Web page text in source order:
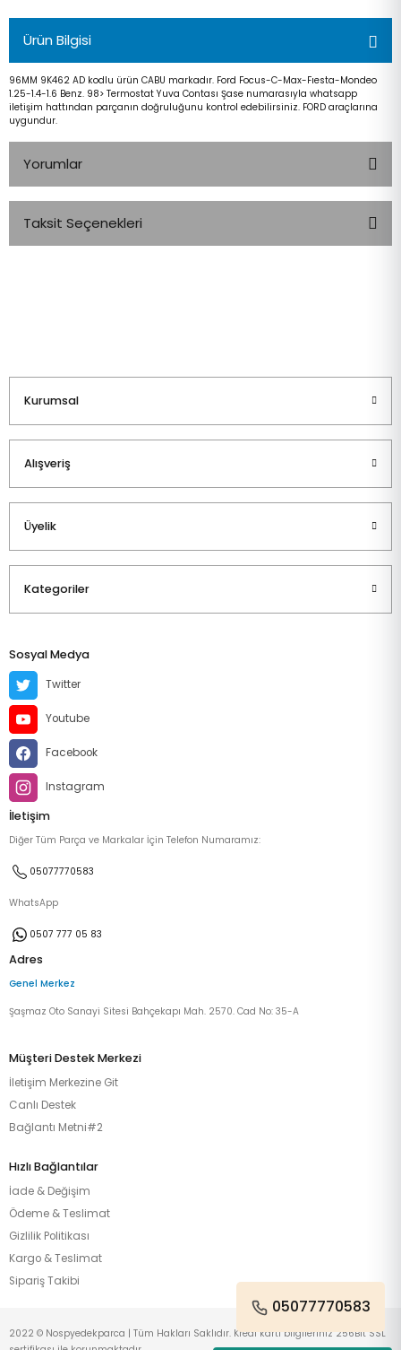
Ürün Bilgisi
96MM 9K462 AD kodlu ürün CABU markadır. Ford Focus-C-Max-Fıesta-Mondeo
1.25-1.4-1.6 Benz. 98> Termostat Yuva Contası Şase numarasıyla whatsapp
iletişim hattından parçanın doğruluğunu kontrol edebilirsiniz. FORD araçlarına
uygundur.
Yorumlar
Taksit Seçenekleri
Kurumsal
Alışveriş
Üyelik
Kategoriler
Sosyal Medya
Twitter
Youtube
Facebook
Instagram
İletişim
Diğer Tüm Parça ve Markalar İçin Telefon Numaramız:
05077770583
WhatsApp
0507 777 05 83
Adres
Genel Merkez
Şaşmaz Oto Sanayi Sitesi Bahçekapı Mah. 2570. Cad No: 35-A
Müşteri Destek Merkezi
İletişim Merkezine Git
Canlı Destek
Bağlantı Metni#2
Hızlı Bağlantılar
İade & Değişim
Ödeme & Teslimat
Gizlilik Politikası
Kargo & Teslimat
Sipariş Takibi
05077770583
2022 © Nospyedekparca | Tüm Hakları Saklıdır. Kredi kartı bilgileriniz 256Bit SSL